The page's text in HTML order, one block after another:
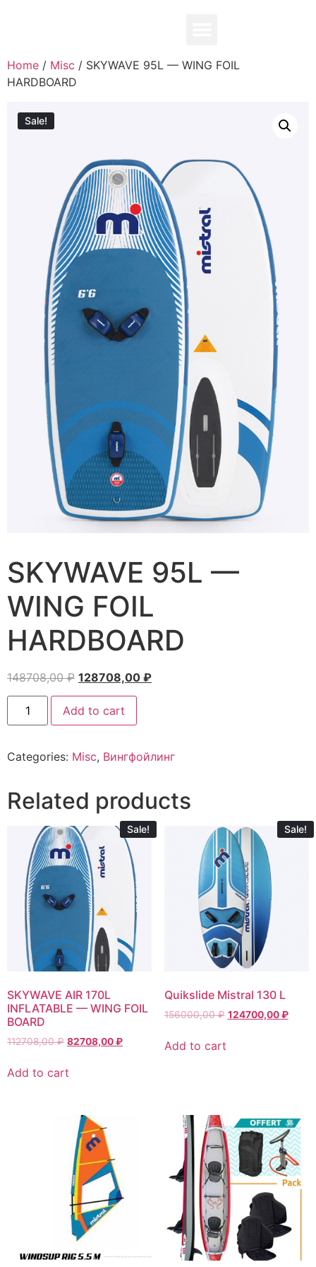
Home / Misc / SKYWAVE 95L — WING FOIL
HARDBOARD
Sale!
SKYWAVE 95L —
WING FOIL
HARDBOARD
148708,00₽ 128708,00 ₽
Add to cart
Categories: Misc, Вингфойлинг
Related products
Sale!
SKYWAVE AIR 170L
INFLATABLE — WING FOIL
BOARD
112708,00₽ 82708,00₽
Add to cart
Sale!
Quikslide Mistral 130 L
156000,00₽ 124700,00₽
Add to cart